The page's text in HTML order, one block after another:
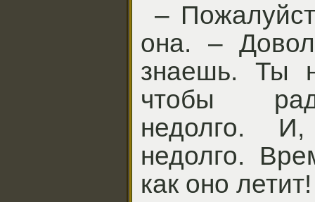
–
она. –
знаешь. Ты
чтобы
недолго.
недолго.
как оно летит!